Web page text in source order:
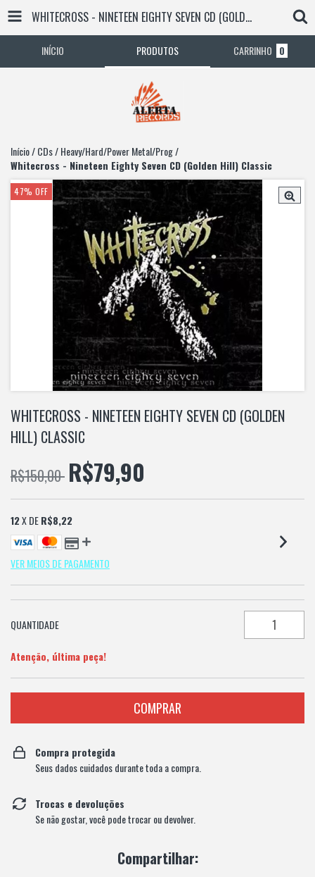
WHITECROSS - NINETEEN EIGHTY SEVEN CD (GOLDEN HILL) CLASSIC
INÍCIO PRODUTOS CARRINHO 0
Início/CDs/Heavy/Hard/Power Metal/Prog/
Whitecross - Nineteen Eighty Seven CD (Golden Hill) Classic
47% OFF
WHITECROSS - NINETEEN EIGHTY SEVEN CD (GOLDEN
HILL) CLASSIC
R$150,00 R$79,90
12X DER$8,22
VER MEIOS DE PAGAMENTO
QUANTIDADE
Atenção, última peça!
Compra protegida
Seus dados cuidados durante toda a compra.
Trocas e devoluções
Se não gostar, você pode trocar ou devolver.
Compartilhar: